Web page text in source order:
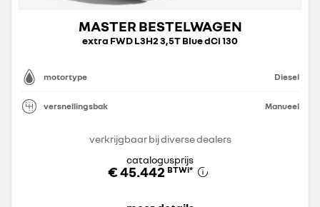
MASTER BESTELWAGEN
extra FWD L3H2 3,5T Blue dCi 130
motortype Diesel
versnellingsbak Manueel
verkrijgbaar bij diverse dealers
catalogusprijs
€ 45.442 BTWi*